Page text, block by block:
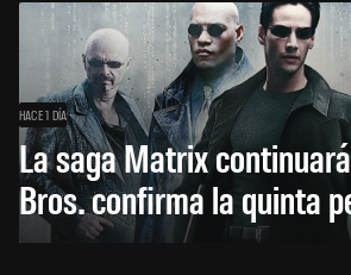
HACE 1 DÍA
La saga Matrix
Bros. confirma la quinta